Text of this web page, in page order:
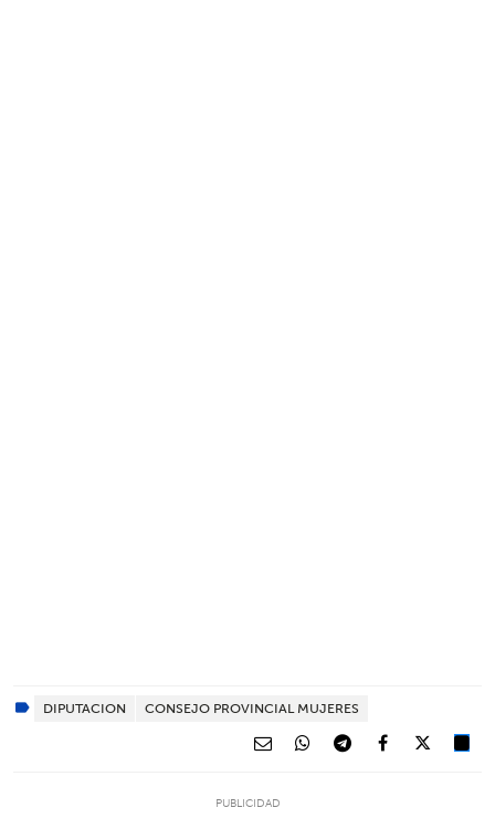
DIPUTACION CONSEJO PROVINCIAL MUJERES